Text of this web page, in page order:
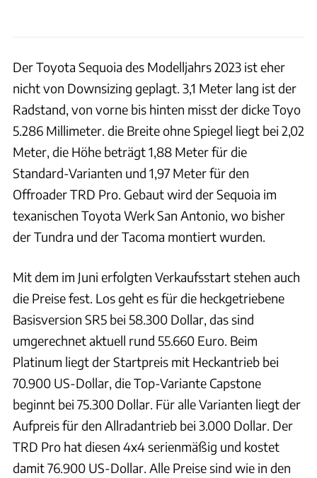
Der Toyota Sequoia des Modelljahrs 2023 ist eher
nicht von Downsizing geplagt. 3,1 Meter lang ist der
Radstand, von vorne bis hinten misst der dicke Toyo
5.286 Millimeter. die Breite ohne Spiegel liegt bei 2,02
Meter, die Höhe beträgt 1,88 Meter für die
Standard-Varianten und 1,97 Meter für den
Offroader TRD Pro. Gebaut wird der Sequoia im
texanischen Toyota Werk San Antonio, wo bisher
der Tundra und der Tacoma montiert wurden.
Mit dem im Juni erfolgten Verkaufsstart stehen auch
die Preise fest. Los geht es für die heckgetriebene
Basisversion SR5 bei 58.300 Dollar, das sind
umgerechnet aktuell rund 55.660 Euro. Beim
Platinum liegt der Startpreis mit Heckantrieb bei
70.900 US-Dollar, die Top-Variante Capstone
beginnt bei 75.300 Dollar. Für alle Varianten liegt der
Aufpreis für den Allradantrieb bei 3.000 Dollar. Der
TRD Pro hat diesen 4x4 serienmäßig und kostet
damit 76.900 US-Dollar. Alle Preise sind wie in den